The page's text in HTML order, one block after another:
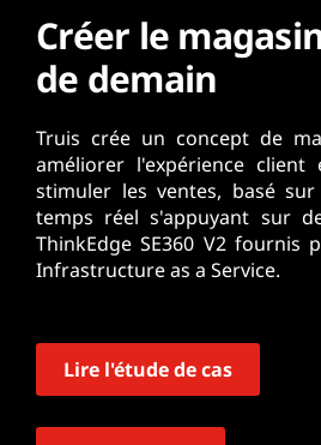
Créer le
de demain
Truis crée un concept de
améliorer l'expérience
stimuler les ventes, basé
temps réel s'appuyant sur
ThinkEdge SE360 V2 fournis
Infrastructure as a Service.
Lire l'étude de cas